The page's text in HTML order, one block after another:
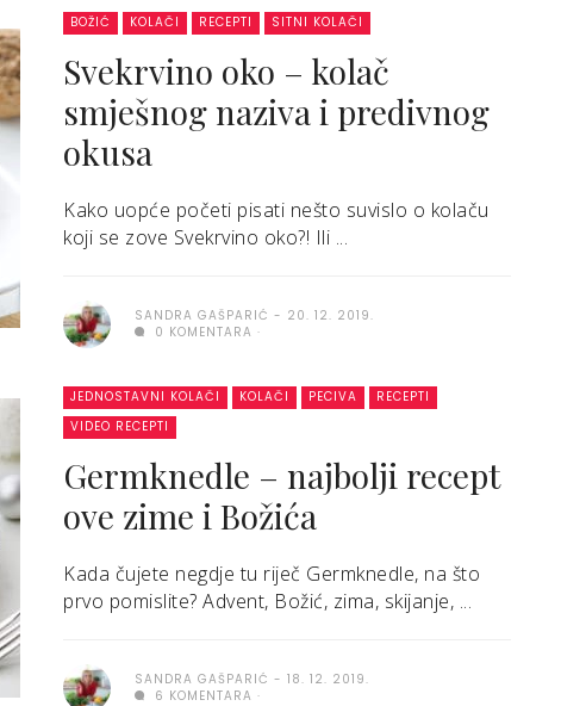
BOŽIĆ KOLAČI RECEPTI SITNI KOLAČI
Svekrvino oko – kolač
smješnog naziva i predivnog
okusa
Kako uopće početi pisati nešto suvislo o kolaču
koji se zove Svekrvino oko?! Ili ...
SANDRA GAŠPARIĆ
20. 12. 2019.
0 KOMENTARA
JEDNOSTAVNI KOLAČI KOLAČI PECIVA
RECEPTI
VIDEO RECEPTI
Germknedle – najbolji recept
ove zime i Božića
Kada čujete negdje tu riječ Germknedle, na što
prvo pomislite? Advent, Božić, zima, skijanje, ...
SANDRA GAŠPARIĆ
18. 12. 2019.
6 KOMENTARA